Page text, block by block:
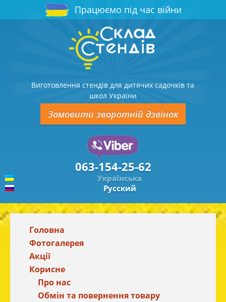
Працюємо під час війни
Виготовлення стендів для дитячих садочків та
школ України
Замовити зворотній дзвінок
063-154-25-62
Українська
Русский
Головна
Фотогалерея
Акції
Корисне
Про нас
Обмін та повернення товару